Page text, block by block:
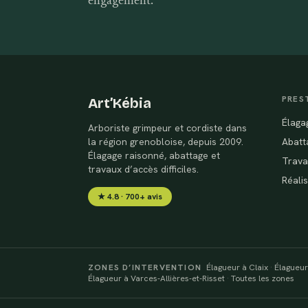
Art’Kébia
Arboriste grimpeur et cordiste dans
la région grenobloise, depuis 2009.
Élagage raisonné, abattage et
travaux d’accès difficiles.
★ 4.8 · 700+ avis
ZONES D’INTERVENTION Élagueur à Claix ·
Élagueur à Varces-Allières-et-Risset · Toutes les zones